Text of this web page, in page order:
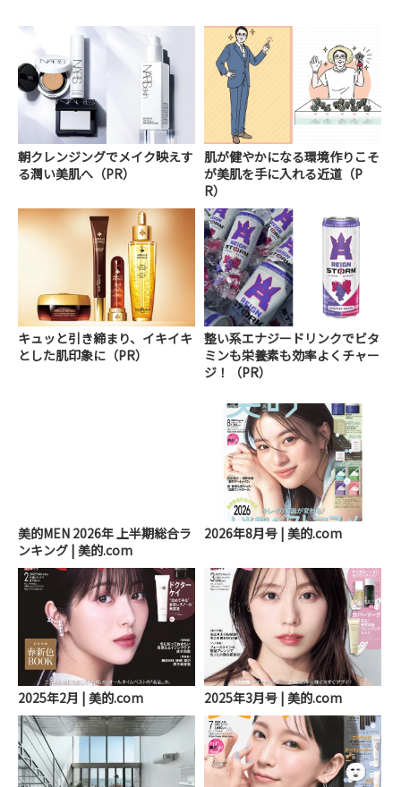
朝クレンジングでメイク映えす
る潤い美肌へ（PR）
肌が健やかになる環境作りこそ
が美肌を手に入れる近道（P
R）
キュッと引き締まり、イキイキ
とした肌印象に（PR）
整い系エナジードリンクでビタ
ミンも栄養素も効率よくチャー
ジ！（PR）
美的MEN 2026年 上半期総合ラ
ンキング | 美的.com
2026年8月号 | 美的.com
2025年2月 | 美的.com 2025年3月号 | 美的.com